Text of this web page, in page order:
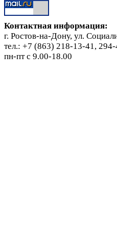
Контактная информация:
г. Ростов-на-Дону, ул.
тел.: +7 (863) 218-13-41,
пн-пт с 9.00-18.00